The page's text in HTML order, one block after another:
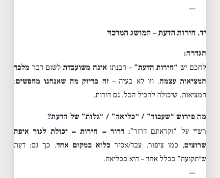
—
יד. חירות הדעת – המושג המרכזי
הגדרה:
לחכם יש “חירות הדעת” – הבנתו אינה משועבדתלשום דבר מלבד
המציאות עצמה. וזו לא בעיה – זה בדיוק מה שאנחנו מחפשים:
המציאות, שיכולה להכיל הכל, גם דורות.
מה פירוש “שעבוד” / “כליאה” / “גלות” של הדעת?
רש״י על “וקראתם דרור”:דרור = חירות = יכולת לגור איפה
שרוצים, כמו ציפור. עבד/אסיר כלוא במקום אחד. כך גם: דעת
ש״תקועה” בכלל אחד – היא בכליאה.
—